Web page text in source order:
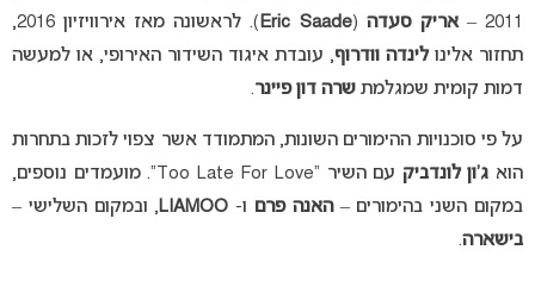
2011 –
אריק סעדה (
Eric Saade
). לראשונה מאז אירוויזיון 2016,
תחזור אלינולינדה וודרוף, עובדת איגוד השידור האירופי, או למעשה
דמות קומית שמגלמת שרה דון פיינר.
על פי סוכנויות ההימורים השונות, המתמודד אשר צפוי לזכות בתחרות
הוא ג’ון לונדביק
עם השיר “Too Late For Love”. מועמדים נוספים,
במקום השני בהימורים –האנה פרם ו- LIAMOO, ובמקום השלישי –
בישארה.